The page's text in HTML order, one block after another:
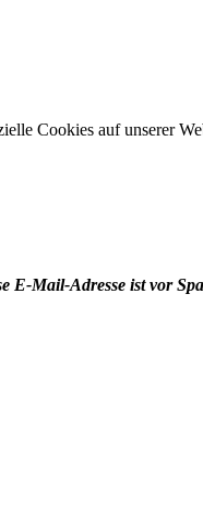
E-Mail-Adresse ist vor
Cookies auf unserer